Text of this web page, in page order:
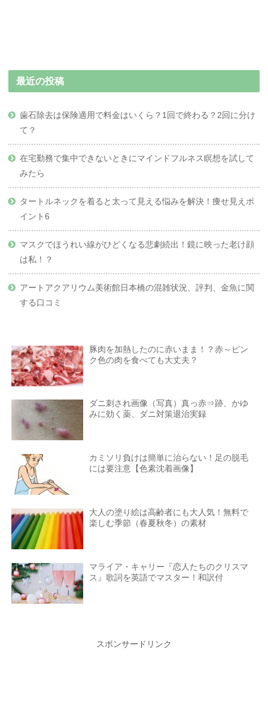
最近の投稿
歯石除去は保険適用で料金はいくら？1回で終わる？2回に分け
て？
在宅勤務で集中できないときにマインドフルネス瞑想を試して
みたら
タートルネックを着ると太って見える悩みを解決！痩せ見えポ
イント6
マスクでほうれい線がひどくなる悲劇続出！鏡に映った老け顔
は私！？
アートアクアリウム美術館日本橋の混雑状況、評判、金魚に関
する口コミ
豚肉を加熱したのに赤いまま！？赤～ピン
ク色の肉を食べても大丈夫？
ダニ刺され画像（写真）真っ赤⇒跡、かゆ
みに効く薬、ダニ対策退治実録
カミソリ負けは簡単に治らない！足の脱毛
には要注意【色素沈着画像】
大人の塗り絵は高齢者にも大人気！無料で
楽しむ季節（春夏秋冬）の素材
マライア・キャリー『恋人たちのクリスマ
ス』歌詞を英語でマスター！和訳付
スポンサードリンク